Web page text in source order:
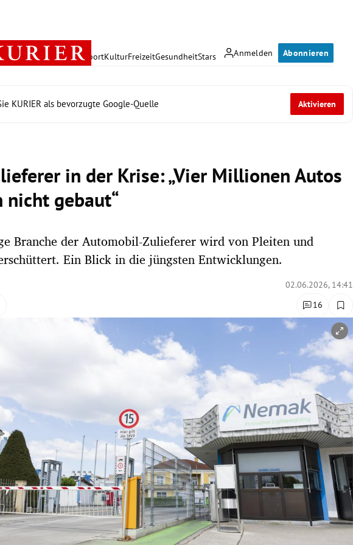
Anmelden Abonnieren
PolitikWirtschaft SportKulturFreizeitGesundheitStars
KURIER als bevorzugte Google-Quelle Aktivieren
in der Krise: „Vier Millionen Autos
nicht gebaut“
Branche der Automobil-Zulieferer wird von Pleiten und
Ein Blick in die jüngsten Entwicklungen.
02.06.2026, 14:41
16
öffnen/schließen